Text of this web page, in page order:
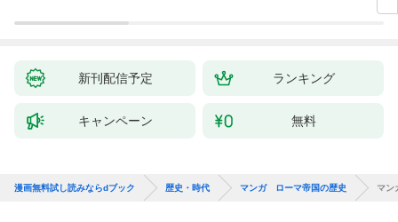
新刊配信予定 ランキング
キャンペーン 無料
漫画無料試し読みならdブック 歴史・時代 マンガ ローマ帝国の歴史 マン